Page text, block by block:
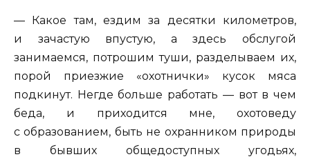
— Какое там, ездим за десятки километров,
и зачастую впустую, а здесь обслугой
занимаемся, потрошим туши, разделываем их,
порой приезжие «охотнички» кусок мяса
подкинут. Негде больше работать — вот в чем
беда, и приходится мне, охотоведу
с образованием, быть не охранником природы
в бывших общедоступных угодьях,